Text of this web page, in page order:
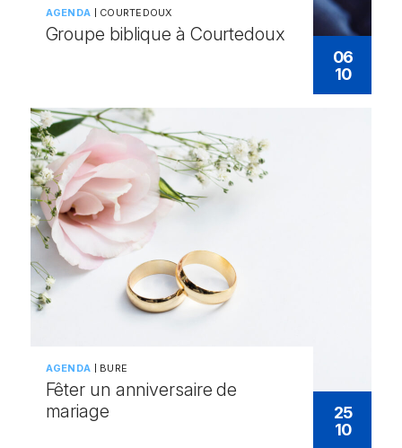
06
10
AGENDA COURTEDOUX
Groupe biblique à Courtedoux
25
10
AGENDA BURE
Fêter un anniversaire de
mariage